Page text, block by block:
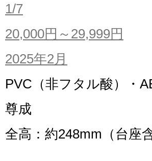
1/7
20,000円～29,999円
2025年2月
PVC（非フタル酸）・
尊成
全高：約248mm（台座